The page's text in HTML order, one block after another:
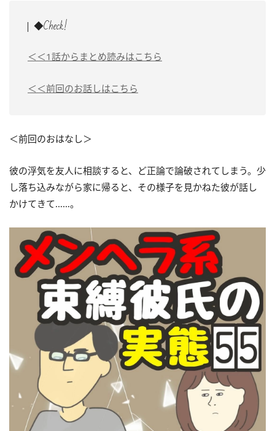
◆Check!
＜＜1話からまとめ読みはこちら
＜＜前回のお話しはこちら
＜前回のおはなし＞
彼の浮気を友人に相談すると、ど正論で論破されてしまう。少
し落ち込みながら家に帰ると、その様子を見かねた彼が話し
かけてきて……。